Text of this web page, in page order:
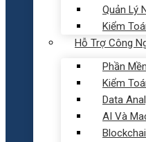
Quản Lý
Kiểm
Hỗ Trợ Công
Phần
Kiểm
Data
AI Và